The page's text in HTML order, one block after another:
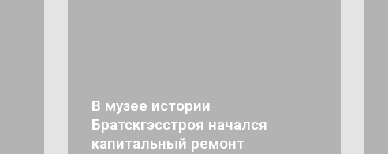
В музее истории
Братскгэсстроя начался
капитальный ремонт